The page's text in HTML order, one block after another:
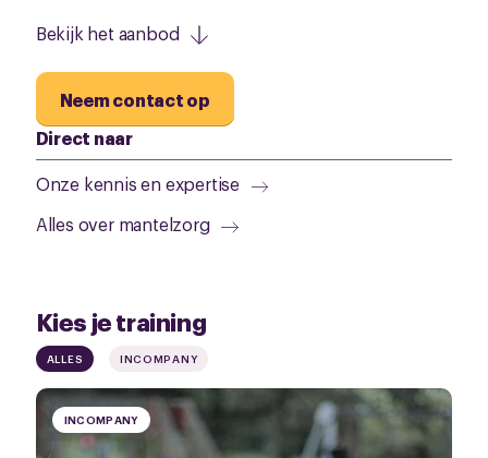
Bekijk het aanbod
Neem contact op
Direct naar
Onze kennis en expertise
Alles over mantelzorg
Kies je training
ALLES INCOMPANY
INCOMPANY